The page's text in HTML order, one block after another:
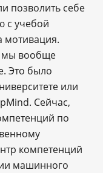
позволить себе
с учебой
мотивация.
мы вообще
Это было
или
Сейчас,
по
компетенций
машинного